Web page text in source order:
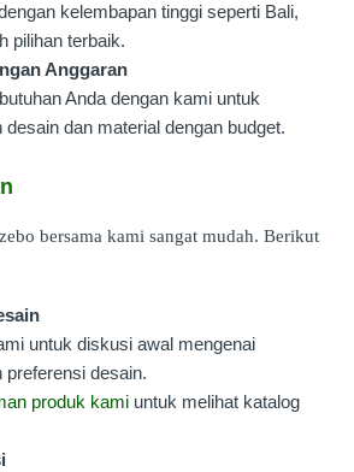
kelembapan tinggi seperti Bali,
pilihan terbaik.
Anggaran
Anda dengan kami untuk
dan material dengan budget.
bersama kami sangat mudah. Berikut
untuk diskusi awal mengenai
preferensi desain.
produk kami untuk melihat katalog